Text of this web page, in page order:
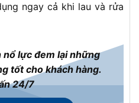
ngay cả khi lau và rửa
nổ lực đem lại những
tốt cho khách hàng.
24/7